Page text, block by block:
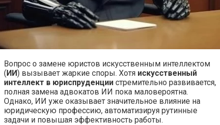
Вопрос о замене юристов искусственным интеллектом
(ИИ) вызывает жаркие споры. Хотя искусственный
интеллект в юриспруденции стремительно развивается,
полная замена адвокатов ИИ пока маловероятна.
Однако, ИИ уже оказывает значительное влияние на
юридическую профессию, автоматизируя рутинные
задачи и повышая эффективность работы.